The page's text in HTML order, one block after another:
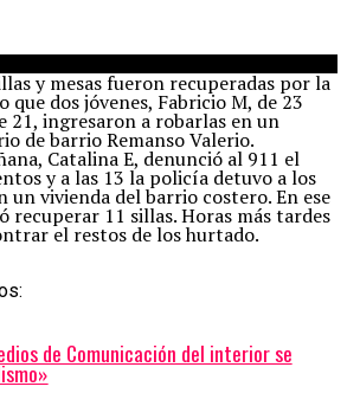
y mesas fueron recuperadas por la
dos jóvenes, Fabricio M, de 23
21, ingresaron a robarlas en un
de barrio Remanso Valerio.
Catalina E, denunció al 911 el
y a las 13 la policía detuvo a los
un vivienda del barrio costero. En ese
recuperar 11 sillas. Horas más tardes
el restos de los hurtado.
de Comunicación del interior se